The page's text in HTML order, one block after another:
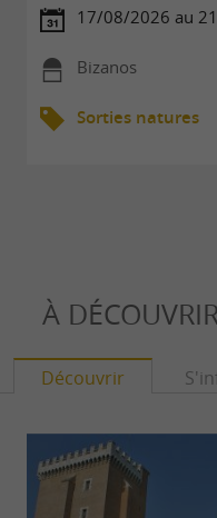
17/08/2026 au
Bizanos
Sorties natures
À
Découvrir